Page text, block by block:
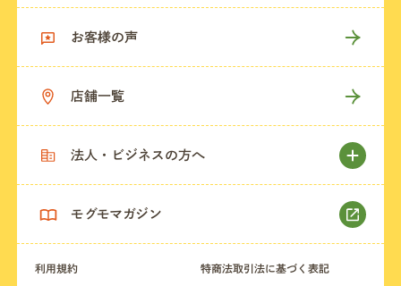
お客様の声
店舗一覧
法人・ビジネスの方へ
モグモマガジン
利用規約 特商法取引法に基づく表記